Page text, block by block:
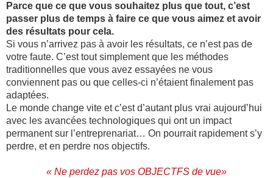
Parce que ce que vous souhaitez plus que tout, c’est
passer plus de temps à faire ce que vous aimez et avoir
des résultats pour cela.
Si vous n’arrivez pas à avoir les résultats, ce n’est pas de
votre faute. C’est tout simplement que les méthodes
traditionnelles que vous avez essayées ne vous
conviennent pas ou que celles-ci n’étaient finalement pas
adaptées.
Le monde change vite et c’est d’autant plus vrai aujourd’hui
avec les avancées technologiques qui ont un impact
permanent sur l’entreprenariat… On pourrait rapidement s’y
perdre, et en perdre nos objectifs.
« Ne perdez pas vos OBJECTFS de vue»